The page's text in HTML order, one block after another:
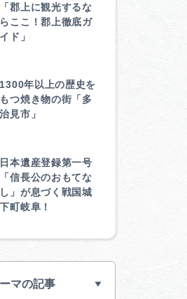
「郡上に観光するな
らここ！郡上徹底ガ
イド」
1300年以上の歴史を
もつ焼き物の街「多
治見市」
日本遺産登録第一号
「信長公のおもてな
し」が息づく戦国城
下町岐阜！
マの記事